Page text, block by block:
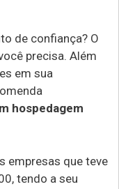
de confiança? O
precisa. Além
em sua
hospedagem
empresas que teve
tendo a seu